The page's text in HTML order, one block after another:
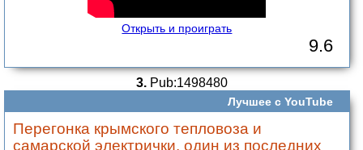
Открыть и проиграть
9.6
3.Pub:1498480
Лучшее с YouTube
Перегонка крымского тепловоза и
самарской электрички, один из последних